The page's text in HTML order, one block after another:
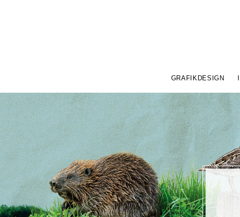
GRAFIKDESIGN